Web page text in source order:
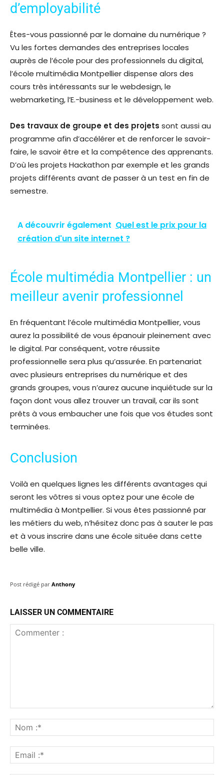
d’employabilité
Êtes-vous passionné par le domaine du numérique ?
Vu les fortes demandes des entreprises locales
auprès de l’école pour des professionnels du digital,
l’école multimédia Montpellier dispense alors des
cours très intéressants sur le webdesign, le
webmarketing, l’E.-business et le développement web.
Des travaux de groupe et des projets sont aussi au
programme afin d’accélérer et de renforcer le savoir-
faire, le savoir être et la compétence des apprenants.
D’où les projets Hackathon par exemple et les grands
projets différents avant de passer à un test en fin de
semestre.
A découvrir également Quel est le prix pour la
création d'un site internet ?
École multimédia Montpellier : un
meilleur avenir professionnel
En fréquentant l’école multimédia Montpellier, vous
aurez la possibilité de vous épanouir pleinement avec
le digital. Par conséquent, votre réussite
professionnelle sera plus qu’assurée. En partenariat
avec plusieurs entreprises du numérique et des
grands groupes, vous n’aurez aucune inquiétude sur la
façon dont vous allez trouver un travail, car ils sont
prêts à vous embaucher une fois que vos études sont
terminées.
Conclusion
Voilà en quelques lignes les différents avantages qui
seront les vôtres si vous optez pour une école de
multimédia à Montpellier. Si vous êtes passionné par
les métiers du web, n’hésitez donc pas à sauter le pas
et à vous inscrire dans une école située dans cette
belle ville.
Post rédigé par Anthony
LAISSER UN COMMENTAIRE
:*
:*